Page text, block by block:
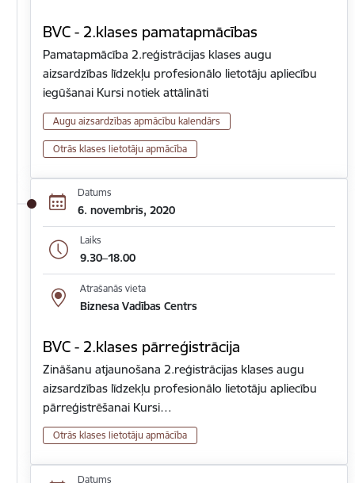
BVC - 2.klases pamatapmācības
Pamatapmācība 2.reģistrācijas klases augu
aizsardzības līdzekļu profesionālo lietotāju apliecību
iegūšanai Kursi notiek attālināti
Augu aizsardzības apmācību kalendārs
Otrās klases lietotāju apmācība
Datums
6. novembris, 2020
Laiks
9.30–18.00
Atrašanās vieta
Biznesa Vadības Centrs
BVC - 2.klases pārreģistrācija
Zināšanu atjaunošana 2.reģistrācijas klases augu
aizsardzības līdzekļu profesionālo lietotāju apliecību
pārreģistrēšanai Kursi…
Otrās klases lietotāju apmācība
Datums